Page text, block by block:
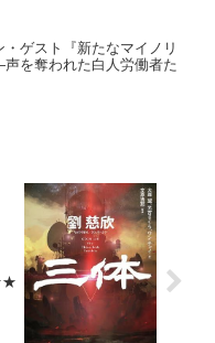
・ゲスト『新たなマイノリ
を奪われた白人労働者た